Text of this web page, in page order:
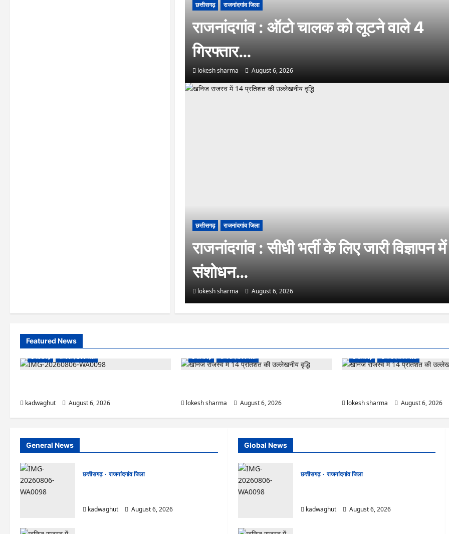
छत्तीसगढ़ राजनांदगांव जिला
राजनांदगांव : ऑटो चालक को लूटने वाले 4
गिरफ्तार…
lokesh sharma August 6, 2026
छत्तीसगढ़ राजनांदगांव जिला
राजनांदगांव : सीधी भर्ती के लिए जारी विज्ञापन में
संशोधन…
lokesh sharma August 6, 2026
Featured News
छत्तीसगढ़
राजनांदगांव जिला
kadwaghut
August 6, 2026
छत्तीसगढ़ राजनांदगांव जिला
lokesh sharma
August 6, 2026
छत्तीसगढ़ राजनांदगांव जिला
lokesh sharma
August 6, 2026
General News
छत्तीसगढ़
राजनांदगांव जिला
kadwaghut
August 6, 2026
Global News
छत्तीसगढ़
राजनांदगांव जिला
kadwaghut
August 6, 2026